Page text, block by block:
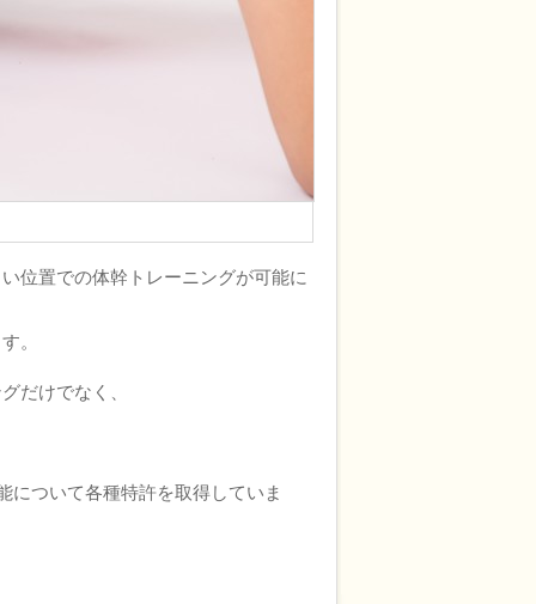
位置での体幹トレーニングが可能に
。
だけでなく、
について各種特許を取得していま